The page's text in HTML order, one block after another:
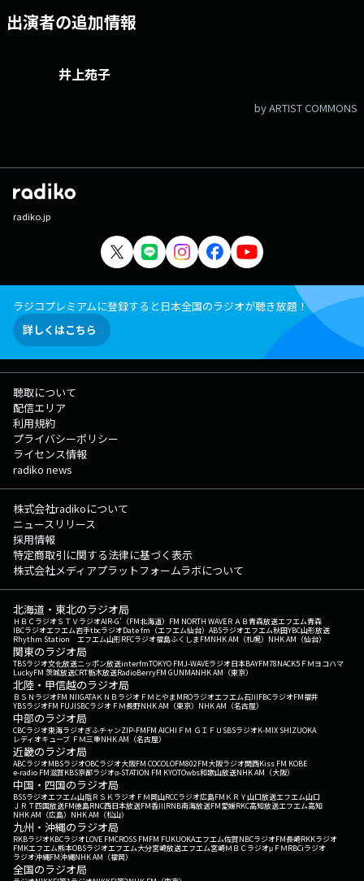
シュタグは「#bi899」 Xアカウントは「@beatit899」
出演者の追加情報
井上苑子
by ARTIST COMMONS
radiko.jp
ラジコプレミアムに登録すると日本全国のラジオが聴き放題！
詳しくはこちら
聴取について
配信エリア
利用規約
プライバシーポリシー
ライセンス情報
radiko news
株式会社radikoについて
ニュースリリース
採用情報
特定商取引に関する法律に基づく表示
株式会社メディアプラットフォームラボについて
北海道・東北のラジオ局
ＨＢＣラジオＳＴＶラジオAIR-G'（FM北海道） FM NORTH WAVEＲＡＢ青森放送エフエム青森
IBCラジオエフエム岩手tbcラジオDate fm（エフエム仙台） ABSラジオエフエム秋田YBC山形放送
Rhythm Station エフエム山形RFCラジオ福島ふくしまFMNHK AM（札幌） NHK AM（仙台）
関東のラジオ局
TBSラジオ文化放送ニッポン放送interfmTOKYO FMJ-WAVEラジオ日本BAYFM78NACK5 ＦＭヨコハマ
LuckyFM 茨城放送CRT栃木放送RadioBerryFM GUNMANHK AM（東京）
北陸・甲信越のラジオ局
ＢＳＮラジオFM NIIGATAＫＮＢラジオ ＦＭとやまMROラジオエフエム石川FBCラジオFM福井
YBSラジオFM FUJISBCラジオ ＦＭ長野NHK AM（東京） NHK AM（名古屋）
中部のラジオ局
CBCラジオ東海ラジオぎふチャンZIP-FMFM AICHI ＦＭ ＧＩＦＵ SBSラジオK-MIX SHIZUOKA
レディオキューブ ＦＭ三重NHK AM（名古屋）
近畿のラジオ局
ABCラジオMBSラジオOBCラジオ大阪FM COCOLOFM802FM大阪ラジオ関西Kiss FM KOBE
e-radio FM滋賀KBS京都ラジオα-STATION FM KYOTOwbs和歌山放送NHK AM（大阪）
中国・四国のラジオ局
BSSラジオエフエム山陰ＲＳＫラジオ ＦＭ岡山RCCラジオ広島FM ＫＲＹ山口放送エフエム山口
ＪＲＴ四国放送FM徳島RNC西日本放送FM香川RNB南海放送FM愛媛RKC高知放送エフエム高知
NHK AM（広島） NHK AM（松山）
九州・沖縄のラジオ局
RKBラジオKBCラジオLOVE FMCROSS FMFM FUKUOKAエフエム佐賀NBCラジオFM長崎RKKラジオ
FMKエフエム熊本OBSラジオエフエム大分宮崎放送エフエム宮崎ＭＢＣラジオμＦＭRBCiラジオ
ラジオ沖縄FM沖縄NHK AM（福岡）
全国のラジオ局